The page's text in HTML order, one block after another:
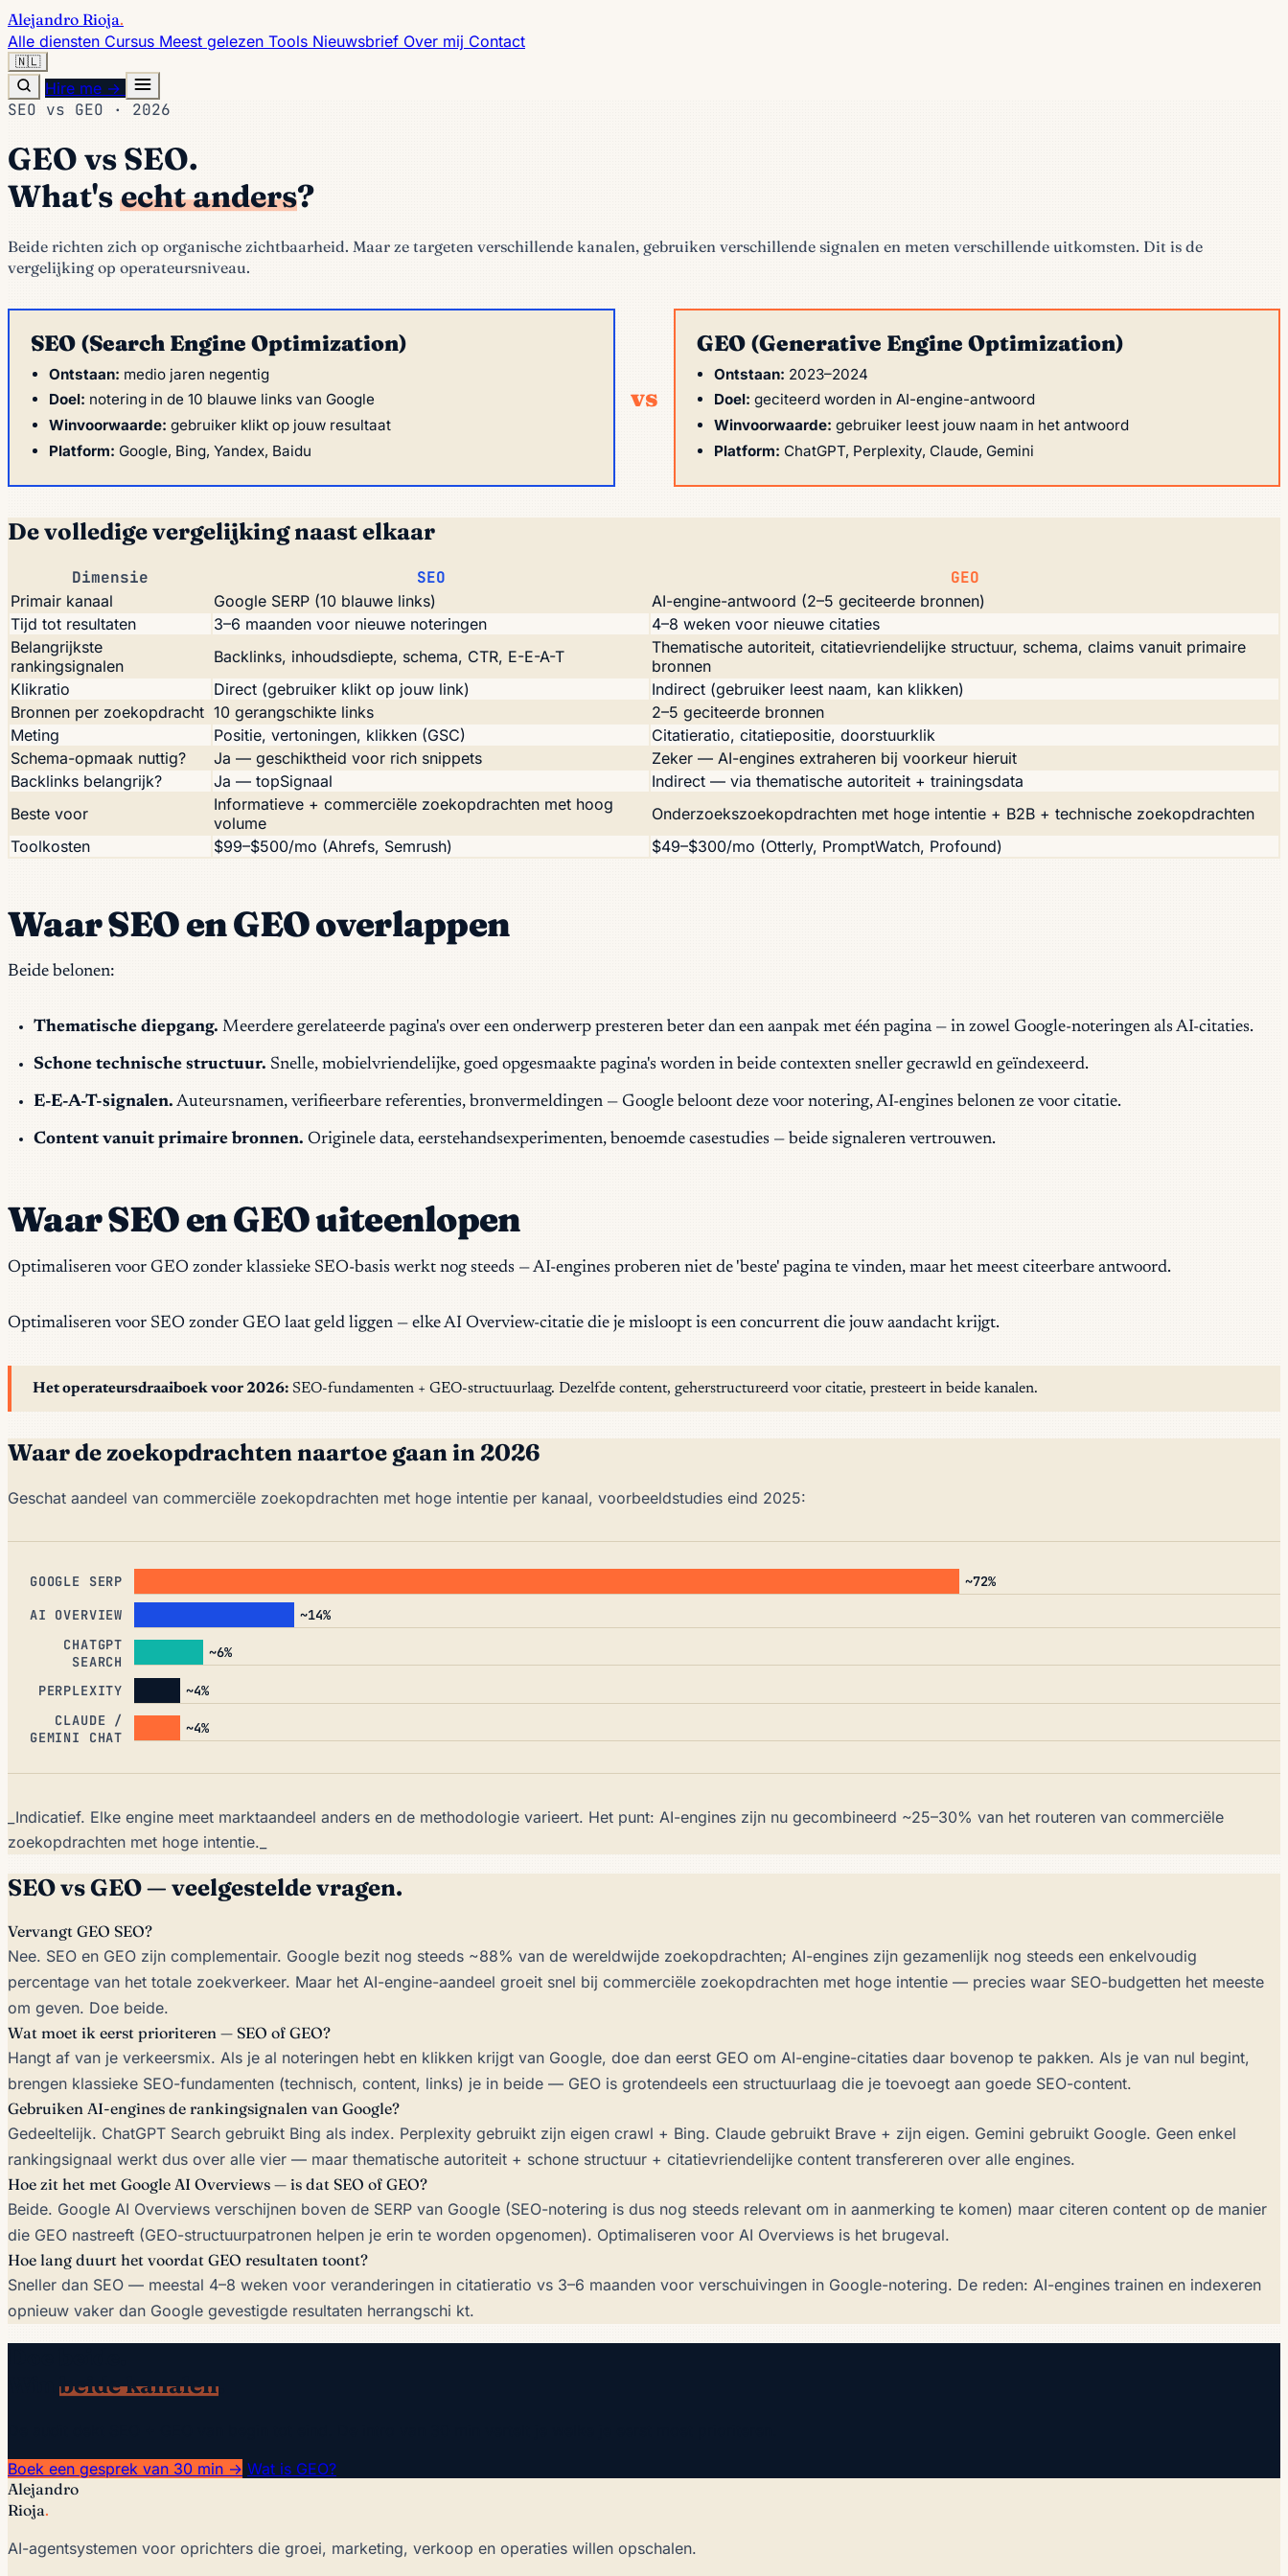
Alejandro Rioja.
Alle diensten Cursus Meest gelezen Tools Nieuwsbrief Over mij Contact
🇳🇱
Hire me →
SEO vs GEO · 2026
GEO vs SEO.
What'secht anders?
Beide richten zich op organische zichtbaarheid. Maar ze targeten verschillende kanalen, gebruiken verschillende signalen en meten verschillende uitkomsten. Dit is de
vergelijking op operateursniveau.
SEO (Search Engine Optimization)
Ontstaan: medio jaren negentig
Doel: notering in de 10 blauwe links van Google
Winvoorwaarde: gebruiker klikt op jouw resultaat
Platform: Google, Bing, Yandex, Baidu
vs
GEO (Generative Engine Optimization)
Ontstaan: 2023–2024
Doel: geciteerd worden in AI-engine-antwoord
Winvoorwaarde: gebruiker leest jouw naam in het antwoord
Platform: ChatGPT, Perplexity, Claude, Gemini
De volledige vergelijking naast elkaar
Dimensie SEO GEO
Primair kanaal Google SERP (10 blauwe links)
AI-engine-antwoord (2–5 geciteerde bronnen)
Tijd tot resultaten
3–6 maanden voor nieuwe noteringen
4–8 weken voor nieuwe citaties
Belangrijkste
rankingsignalen
Backlinks, inhoudsdiepte, schema, CTR, E-E-A-T
Thematische autoriteit, citatievriendelijke structuur, schema, claims vanuit primaire
bronnen
Klikratio
Direct (gebruiker klikt op jouw link)
Indirect (gebruiker leest naam, kan klikken)
Bronnen per zoekopdracht 10 gerangschikte links
2–5 geciteerde bronnen
Meting
Positie, vertoningen, klikken (GSC)
Citatieratio, citatiepositie, doorstuurklik
Schema-opmaak nuttig?
Ja — geschiktheid voor rich snippets
Zeker — AI-engines extraheren bij voorkeur hieruit
Backlinks belangrijk?
Ja — topSignaal
Indirect — via thematische autoriteit + trainingsdata
Beste voor
Informatieve + commerciële zoekopdrachten met hoog
volume
Onderzoekszoekopdrachten met hoge intentie + B2B + technische zoekopdrachten
Toolkosten
$99–$500/mo (Ahrefs, Semrush) $49–$300/mo (Otterly, PromptWatch, Profound)
Waar SEO en GEO overlappen
Beide belonen:
Thematische diepgang. Meerdere gerelateerde pagina's over een onderwerp presteren beter dan een aanpak met één pagina — in zowel Google-noteringen als AI-citaties.
Schone technische structuur. Snelle, mobielvriendelijke, goed opgesmaakte pagina's worden in beide contexten sneller gecrawld en geïndexeerd.
E-E-A-T-signalen. Auteursnamen, verifieerbare referenties, bronvermeldingen — Google beloont deze voor notering, AI-engines belonen ze voor citatie.
Content vanuit primaire bronnen. Originele data, eerstehandsexperimenten, benoemde casestudies — beide signaleren vertrouwen.
Waar SEO en GEO uiteenlopen
Optimaliseren voor GEO zonder klassieke SEO-basis werkt nog steeds — AI-engines proberen niet de 'beste' pagina te vinden, maar het meest citeerbare antwoord.
Optimaliseren voor SEO zonder GEO laat geld liggen — elke AI Overview-citatie die je misloopt is een concurrent die jouw aandacht krijgt.
Het operateursdraaiboek voor 2026: SEO-fundamenten + GEO-structuurlaag. Dezelfde content, geherstructureerd voor citatie, presteert in beide kanalen.
Waar de zoekopdrachten naartoe gaan in 2026
Geschat aandeel van commerciële zoekopdrachten met hoge intentie per kanaal, voorbeeldstudies eind 2025:
GOOGLE SERP
~72%
AI OVERVIEW
~14%
CHATGPT
SEARCH
~6%
PERPLEXITY
~4%
CLAUDE /
GEMINI CHAT
~4%
_Indicatief. Elke engine meet marktaandeel anders en de methodologie varieert. Het punt: AI-engines zijn nu gecombineerd ~25–30% van het routeren van commerciële
zoekopdrachten met hoge intentie._
SEO vs GEO — veelgestelde vragen.
Vervangt GEO SEO?
Nee. SEO en GEO zijn complementair. Google bezit nog steeds ~88% van de wereldwijde zoekopdrachten; AI-engines zijn gezamenlijk nog steeds een enkelvoudig
percentage van het totale zoekverkeer. Maar het AI-engine-aandeel groeit snel bij commerciële zoekopdrachten met hoge intentie — precies waar SEO-budgetten het meeste
om geven. Doe beide.
Wat moet ik eerst prioriteren — SEO of GEO?
Hangt af van je verkeersmix. Als je al noteringen hebt en klikken krijgt van Google, doe dan eerst GEO om AI-engine-citaties daar bovenop te pakken. Als je van nul begint,
brengen klassieke SEO-fundamenten (technisch, content, links) je in beide — GEO is grotendeels een structuurlaag die je toevoegt aan goede SEO-content.
Gebruiken AI-engines de rankingsignalen van Google?
Gedeeltelijk. ChatGPT Search gebruikt Bing als index. Perplexity gebruikt zijn eigen crawl + Bing. Claude gebruikt Brave + zijn eigen. Gemini gebruikt Google. Geen enkel
rankingsignaal werkt dus over alle vier — maar thematische autoriteit + schone structuur + citatievriendelijke content transfereren over alle engines.
Hoe zit het met Google AI Overviews — is dat SEO of GEO?
Beide. Google AI Overviews verschijnen boven de SERP van Google (SEO-notering is dus nog steeds relevant om in aanmerking te komen) maar citeren content op de manier
die GEO nastreeft (GEO-structuurpatronen helpen je erin te worden opgenomen). Optimaliseren voor AI Overviews is het brugeval.
Hoe lang duurt het voordat GEO resultaten toont?
Sneller dan SEO — meestal 4–8 weken voor veranderingen in citatieratio vs 3–6 maanden voor verschuivingen in Google-notering. De reden: AI-engines trainen en indexeren
opnieuw vaker dan Google gevestigde resultaten herrangschi kt.
beide kanalen.
Boek een gesprek van 30 min → Wat is GEO?
Alejandro
Rioja.
AI-agentsystemen voor oprichters die groei, marketing, verkoop en operaties willen opschalen.